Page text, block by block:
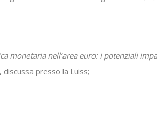
monetaria nell’area euro: i potenziali
discussa presso la Luiss;